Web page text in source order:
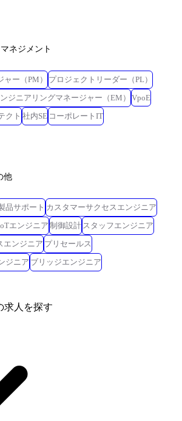
ネジメント
ー（PM）
プロジェクトリーダー（PL）
ジニアリングマネージャー（EM）
VpoE
クト 社内SE コーポレートIT
他
品サポート カスタマーサクセスエンジニア
エンジニア 制御設計 スタッフエンジニア
エンジニア プリセールス
ジニア ブリッジエンジニア
求人を探す